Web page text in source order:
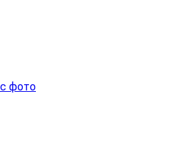
фото